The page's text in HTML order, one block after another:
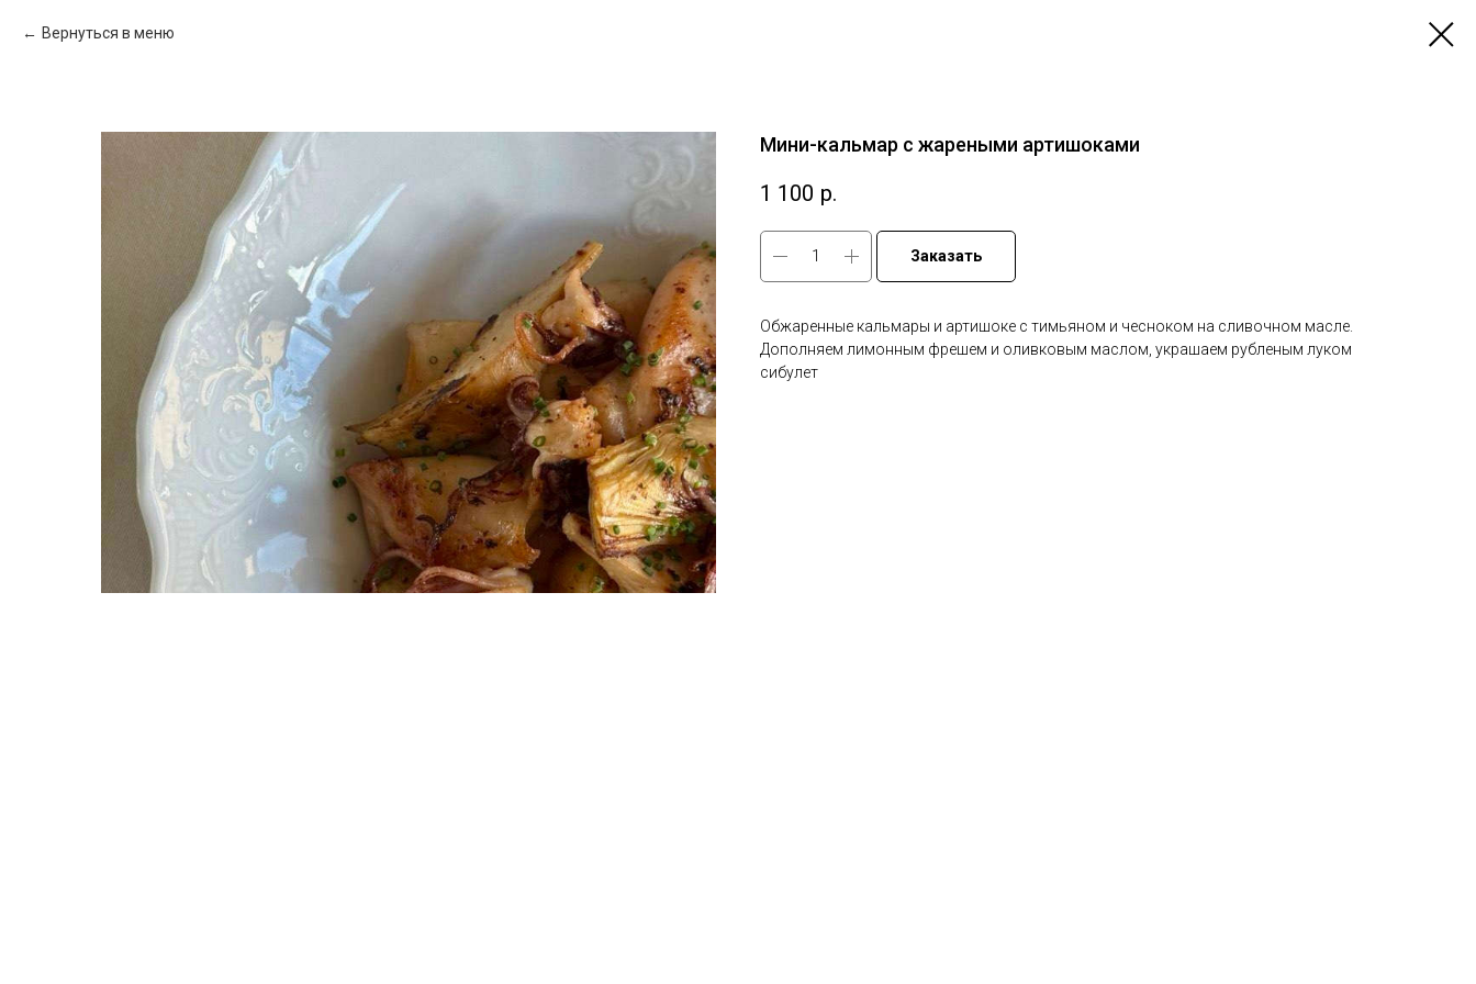
Вернуться в меню
Мини-кальмар с жареными артишоками
1 100 р.
Заказать
Обжаренные кальмары и артишоке с тимьяном и чесноком на сливочном масле.
Дополняем лимонным фрешем и оливковым маслом, украшаем рубленым луком
сибулет